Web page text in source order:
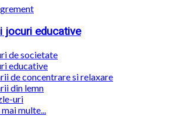
jocuri educative
de societate
educative
de concentrare si relaxare
din lemn
uri
multe...